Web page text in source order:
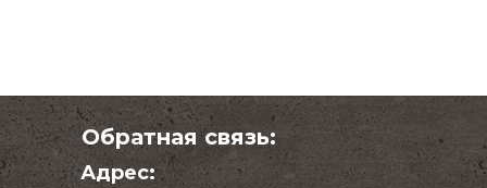
Обратная связь:
Адрес: